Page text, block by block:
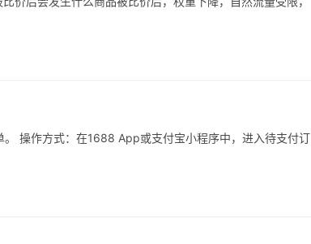
操作方式：在1688 App或支付宝小程序中，进入待支付订